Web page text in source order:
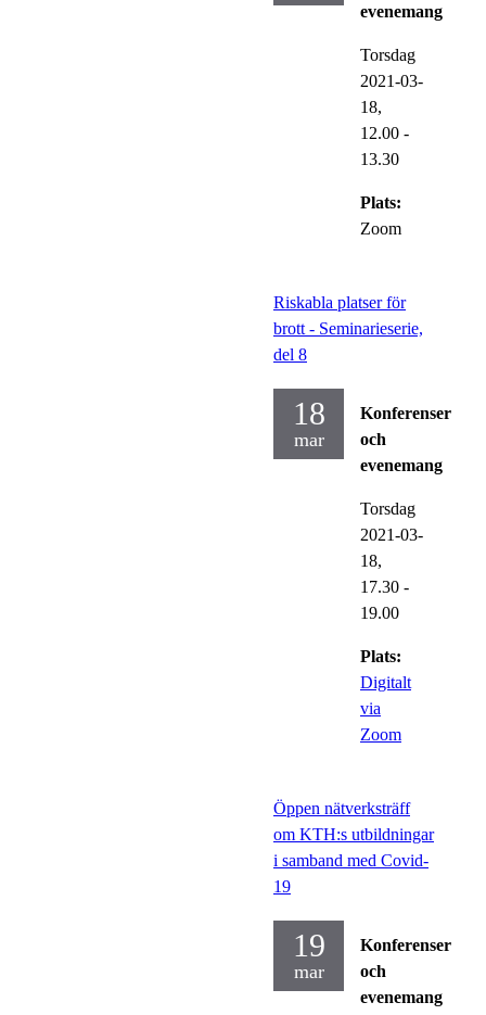
evenemang
Torsdag
2021-03-
18,
12.00 -
13.30
Plats:
Zoom
Riskabla platser för
brott - Seminarieserie,
del 8
18
mar
Konferenser
och
evenemang
Torsdag
2021-03-
18,
17.30 -
19.00
Plats:
Digitalt
via
Zoom
Öppen nätverksträff
om KTH:s utbildningar
i samband med Covid-
19
19
mar
Konferenser
och
evenemang